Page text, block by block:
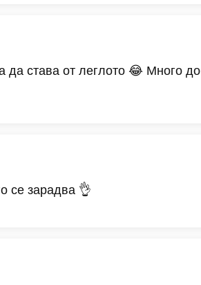
да става от леглото 😂 Много
се зарадва 👌